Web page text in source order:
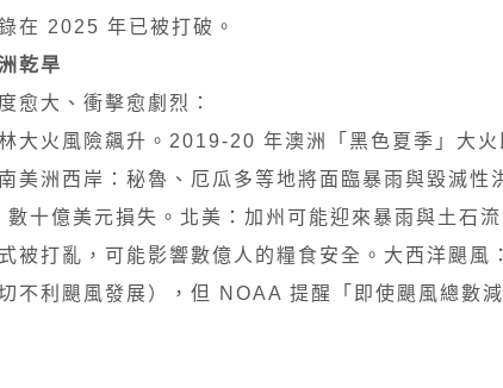
在 2025 年已被打破。
乾旱
愈大、衝擊愈劇烈：
大火風險飆升。2019-20 年澳洲「黑色夏季」大火
美洲西岸：秘魯、厄瓜多等地將面臨暴雨與毀滅性
十億美元損失。北美：加州可能迎來暴雨與土石
被打亂，可能影響數億人的糧食安全。大西洋颶風
不利颶風發展），但 NOAA 提醒「即使颶風總數